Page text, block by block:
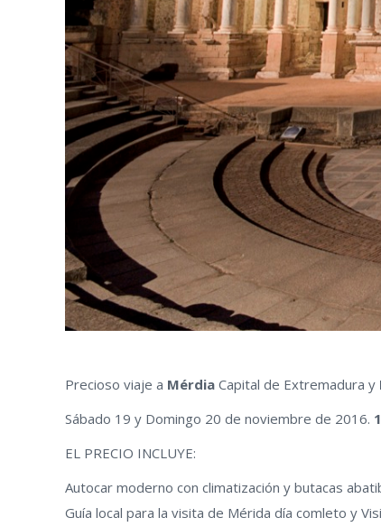
Precioso viaje a Mérdia Capital de Extremadura y
Sábado 19 y Domingo 20 de noviembre de 2016.
EL PRECIO INCLUYE:
Autocar moderno con climatización y butacas
Guía local para la visita de Mérida día comleto y